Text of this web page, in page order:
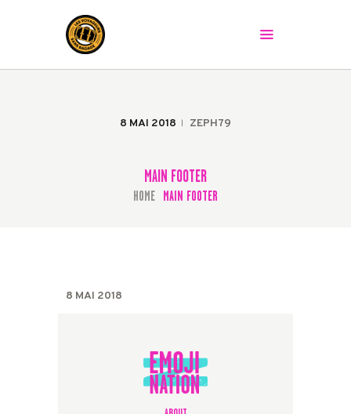
8 MAI 2018 ZEPH79
MAIN FOOTER
HOME MAIN FOOTER
LES VOYAGEURS SANS BAGAGE
LA COMPAGNIE
8 MAI 2018